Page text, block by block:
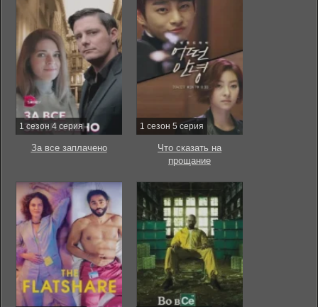
1 сезон 4 серия
За все заплачено
1 сезон 5 серия
Что сказать на
прощание